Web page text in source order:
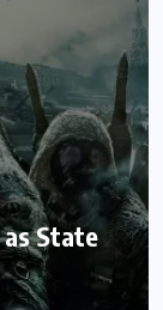
as State
their